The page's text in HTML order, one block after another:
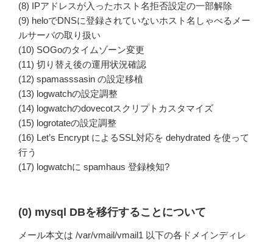
(8) IPアドレスが入ったホスト名拒否設定の一部解除
(9) heloでDNSに登録されていないホスト名しゃべるメー
ルサーバの取り扱い
(10) SOGoのタイムゾーン変更
(11) 切り替え後の運用状況確認
(12) spamasssasin の設定移植
(13) logwatchの設定調整
(14) logwatchのdovecotスクリプトカスタマイズ
(15) logrotateの設定調整
(16) Let’s Encrypt によるSSL対応を dehydrated を使って
行う
(17) logwatchに spamhaus 登録検知?
(0) mysql DBを移行することについて
メール本文は /var/vmail/vmail1 以下の各ドメインディレ